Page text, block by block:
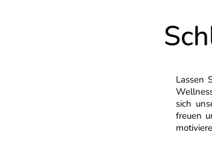
Lassen
sich
freuen